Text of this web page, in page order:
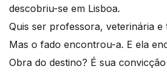
descobriu-se em Lisboa.
Quis ser professora, veterinária e
Mas o fado encontrou-a. E ela
Obra do destino? É sua